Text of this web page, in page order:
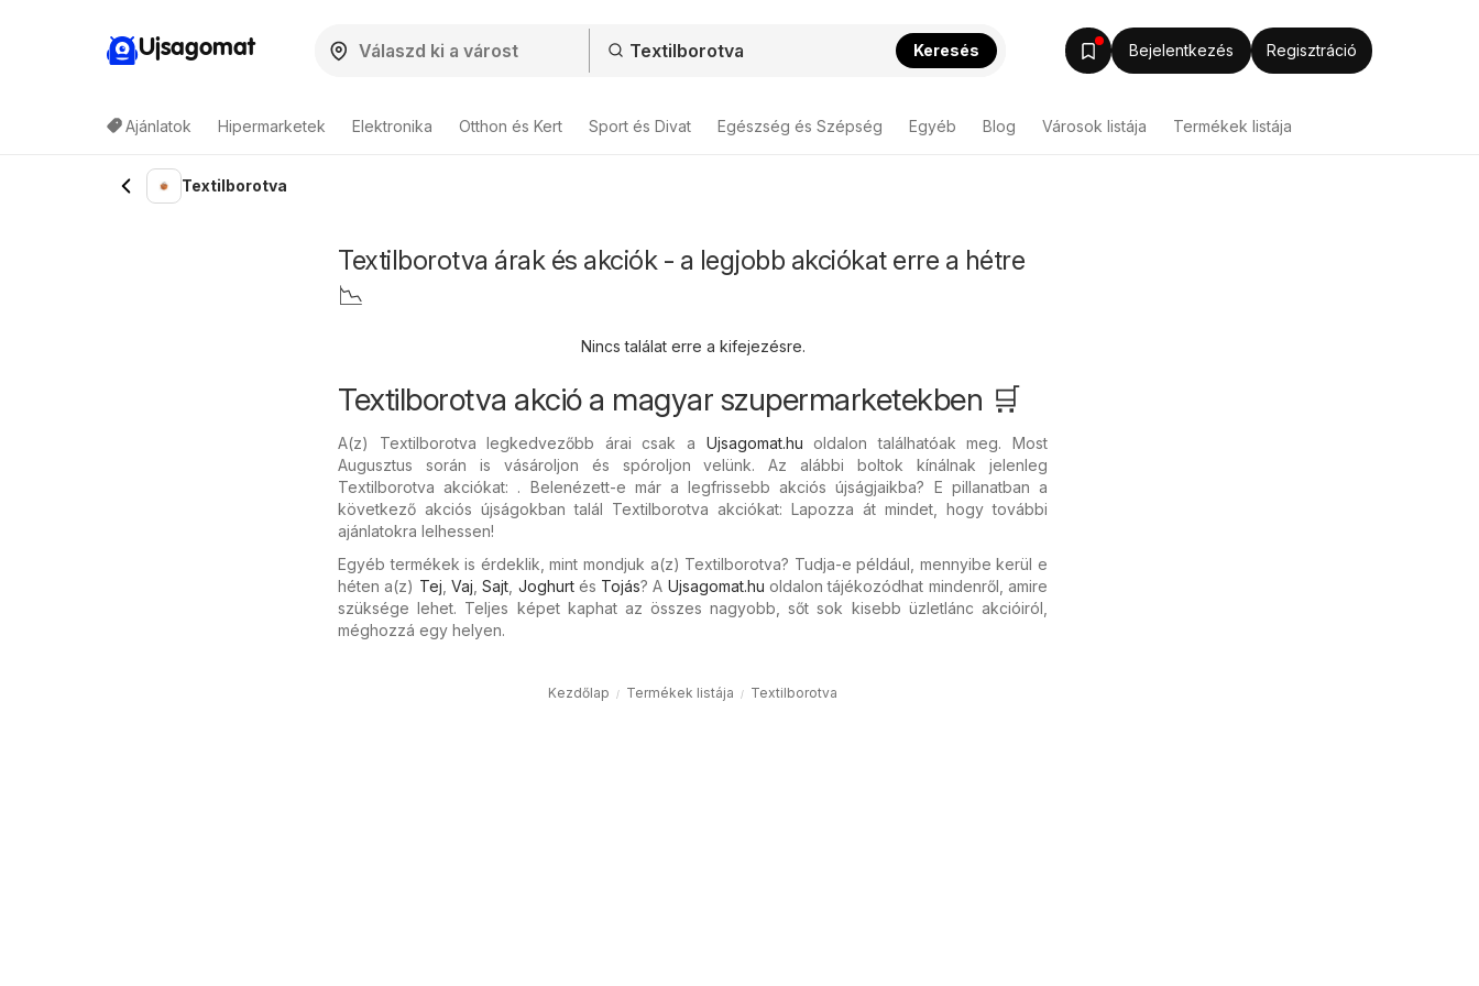
Ujsagomat Keresés Bejelentkezés Regisztráció
Ajánlatok Hipermarketek Elektronika Otthon és Kert Sport és Divat Egészség és Szépség Egyéb Blog Városok listája Termékek listája
Textilborotva
Textilborotva árak és akciók - a legjobb akciókat erre a hétre
📉
Nincs találat erre a kifejezésre.
Textilborotva akció a magyar szupermarketekben 🛒
A(z) Textilborotva legkedvezőbb árai csak a Ujsagomat.hu oldalon találhatóak meg. Most
Augusztus során is vásároljon és spóroljon velünk. Az alábbi boltok kínálnak jelenleg
Textilborotva akciókat: . Belenézett-e már a legfrissebb akciós újságjaikba? E pillanatban a
következő akciós újságokban talál Textilborotva akciókat: Lapozza át mindet, hogy további
ajánlatokra lelhessen!
Egyéb termékek is érdeklik, mint mondjuk a(z) Textilborotva? Tudja-e például, mennyibe kerül e
héten a(z) Tej Vaj ,Sajt Joghurtés Tojás? A Ujsagomat.hu oldalon tájékozódhat mindenről, amire
szüksége lehet. Teljes képet kaphat az összes nagyobb, sőt sok kisebb üzletlánc akcióiról,
méghozzá egy helyen.
Kezdőlap Termékek listája Textilborotva